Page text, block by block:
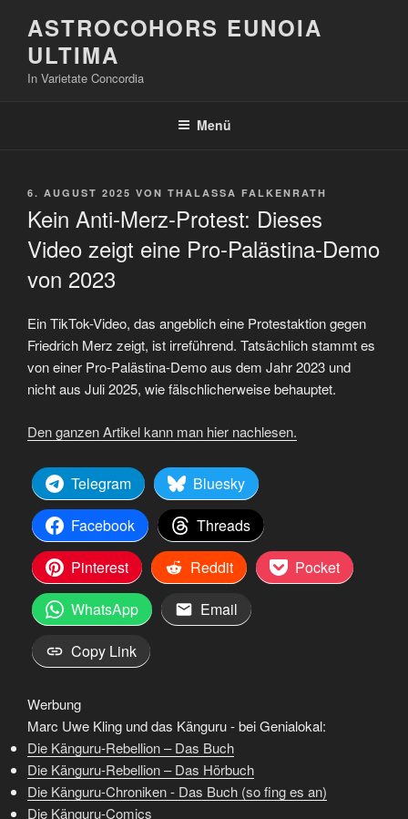
Inhalt
springen
ASTROCOHORS EUNOIA
ULTIMA
In Varietate Concordia
Menü
VERÖFFENTLICHT
6. AUGUST 2025 VON THALASSA FALKENRATH
Kein Anti-Merz-Protest: Dieses
Video zeigt eine Pro-Palästina-Demo
von 2023
Ein TikTok-Video, das angeblich eine Protestaktion gegen
Friedrich Merz zeigt, ist irreführend. Tatsächlich stammt es
von einer Pro-Palästina-Demo aus dem Jahr 2023 und
nicht aus Juli 2025, wie fälschlicherweise behauptet.
Den ganzen Artikel kann man hier nachlesen.
Telegram
Bluesky
Facebook
Threads
Pinterest
Reddit
Pocket
WhatsApp
Email
Copy Link
Werbung
Marc Uwe Kling und das Känguru - bei Genialokal:
Die Känguru-Rebellion – Das Buch
Die Känguru-Rebellion – Das Hörbuch
Die Känguru-Chroniken - Das Buch (so fing es an)
Die Känguru-Comics